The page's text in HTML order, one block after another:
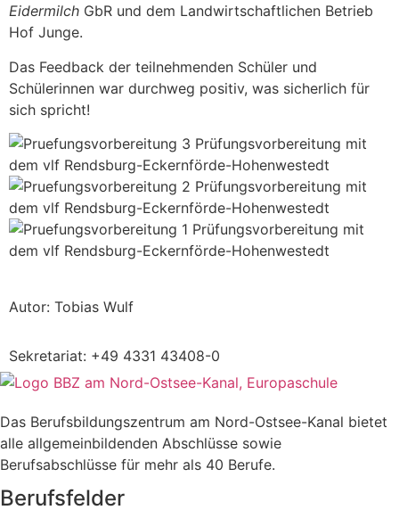
Eidermilch GbR und dem Landwirtschaftlichen Betrieb
Hof Junge.
Das Feedback der teilnehmenden Schüler und
Schülerinnen war durchweg positiv, was sicherlich für
sich spricht!
Autor: Tobias Wulf
Sekretariat: +49 4331 43408-0
Das Berufsbildungszentrum am Nord-Ostsee-Kanal bietet
alle allgemeinbildenden Abschlüsse sowie
Berufsabschlüsse für mehr als 40 Berufe.
Berufsfelder